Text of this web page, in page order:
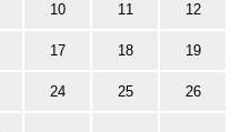
10 11 12
17 18 19
24 25 26